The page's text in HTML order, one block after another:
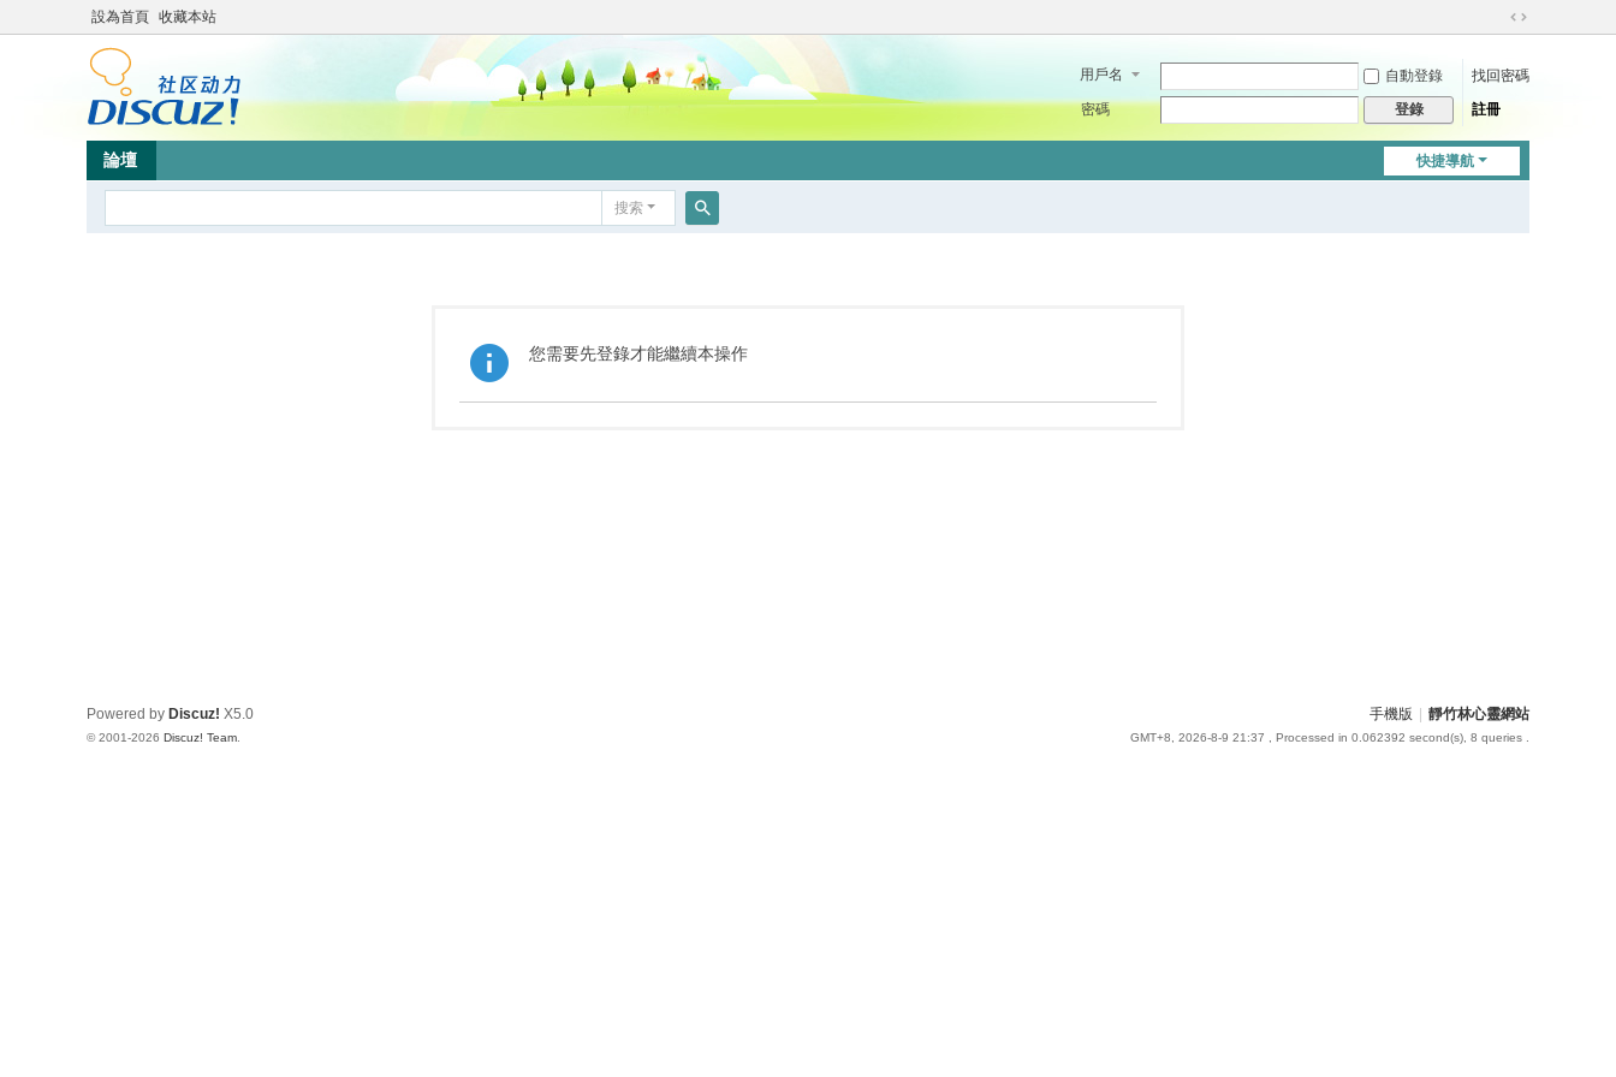
設為首頁 收藏本站
切
到
用戶名 自動登錄
找回密碼
密碼
登錄 註冊
快捷導航
論壇
搜索
您需要先登錄才能繼續本操作
手機版 靜竹林心靈網站
GMT+8, 2026-8-9 21:37 , Processed in 0.062392 second(s), 8 queries .
Powered by Discuz! X5.0
© 2001-2026 Discuz! Team